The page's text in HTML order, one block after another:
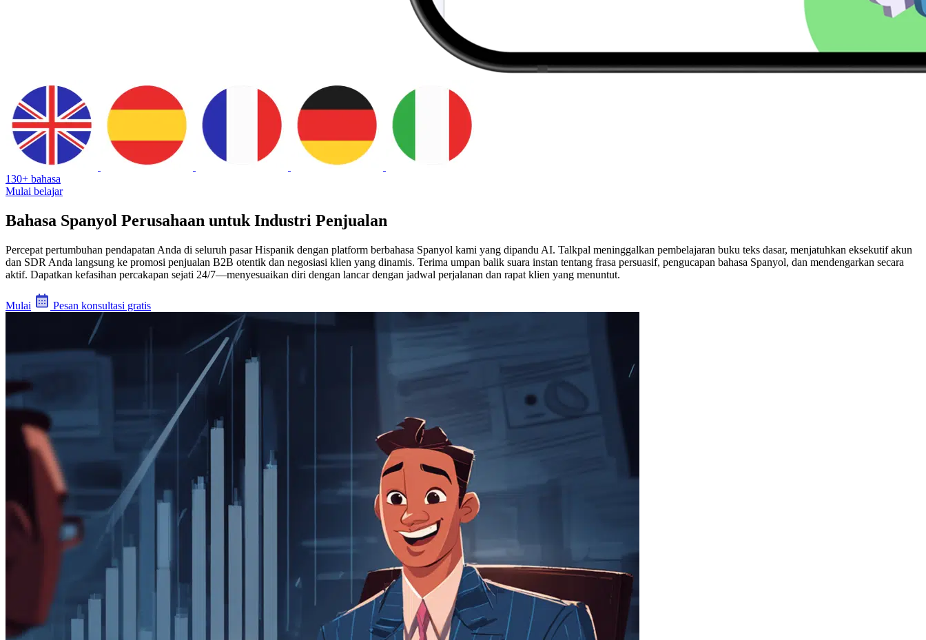
130+ bahasa
Mulai belajar
Bahasa Spanyol Perusahaan untuk Industri Penjualan
Percepat pertumbuhan pendapatan Anda di seluruh pasar Hispanik dengan platform berbahasa Spanyol kami yang dipandu AI. Talkpal meninggalkan pembelajaran buku teks dasar, menjatuhkan eksekutif akun
dan SDR Anda langsung ke promosi penjualan B2B otentik dan negosiasi klien yang dinamis. Terima umpan balik suara instan tentang frasa persuasif, pengucapan bahasa Spanyol, dan mendengarkan secara
aktif. Dapatkan kefasihan percakapan sejati 24/7—menyesuaikan diri dengan lancar dengan jadwal perjalanan dan rapat klien yang menuntut.
Mulai Pesan konsultasi gratis